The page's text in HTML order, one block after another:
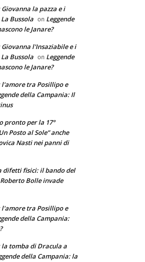
la pazza e i
Bussola on Leggende
le Janare?
l'Insaziabile e i
Bussola on Leggende
le Janare?
l'amore tra Posillipo e
della Campania: Il
pronto per la 17°
Posto al Sole” anche
Nasti nei panni di
difetti fisici: il bando del
Roberto Bolle invade
l'amore tra Posillipo e
della Campania:
la tomba di Dracula a
della Campania: la